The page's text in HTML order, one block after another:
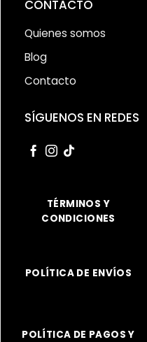
CONTACTO
Quienes somos
Blog
Contacto
SÍGUENOS EN REDES
TÉRMINOS Y
CONDICIONES
POLÍTICA DE ENVÍOS
POLÍTICA DE PAGOS Y